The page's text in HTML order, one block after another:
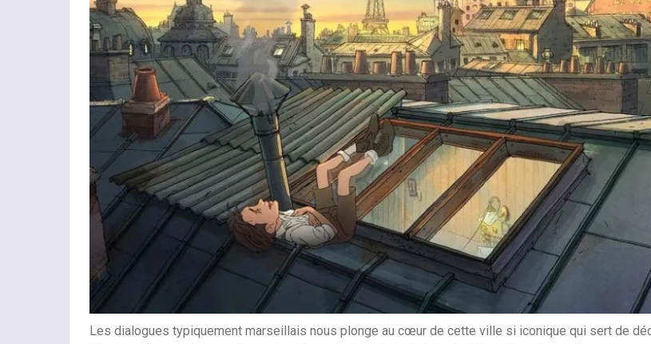
Les dialogues typiquement marseillais nous plonge au cœur de cette ville si iconique qui sert de